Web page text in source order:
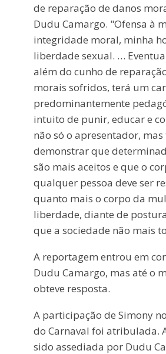
de reparação de danos
Dudu Camargo. "Ofensa à
integridade moral, minha
liberdade sexual. …
além do cunho de
morais sofridos, terá um
predominantemente
intuito de punir, educar e
não só o apresentador,
demonstrar que
são mais aceitos e que o
qualquer pessoa deve ser
quanto mais o corpo da
liberdade, diante de
que a sociedade não mais
A reportagem entrou em
Dudu Camargo, mas até o
obteve resposta.
A participação de Simony
do Carnaval foi atribulada.
sido assediada por Dudu